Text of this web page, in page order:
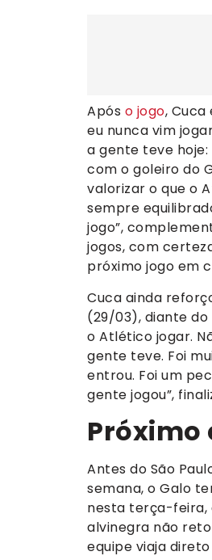
Após o jogo,
eu nunca vim
a gente teve hoje:
com o goleiro do
valorizar o que o
sempre
jogo”,
jogos, com
próximo jogo em
Cuca ainda
(29/03), diante
o Atlético jogar.
gente teve. Foi
entrou. Foi um
gente jogou”,
Antes do São
semana, o Galo
nesta terça-feira,
alvinegra não
equipe viaja